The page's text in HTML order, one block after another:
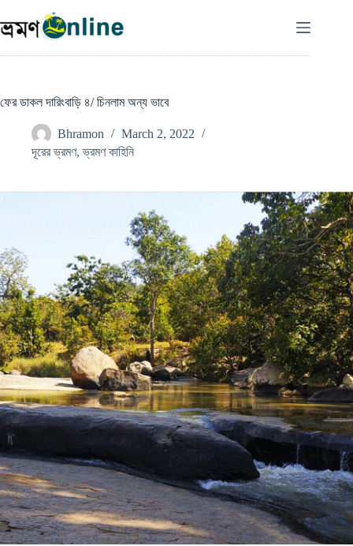
to
content
ফের ডাকল দারিংবাড়ি ৪/ চিনলাম অন্য ভাবে
Bhramon
March 2, 2022
দূরের ভ্রমণ,ভ্রমণ কাহিনি